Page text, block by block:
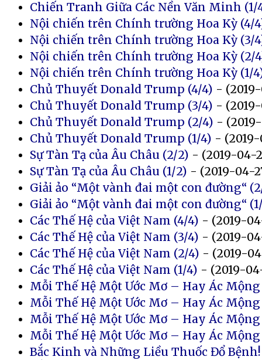
Chiến Tranh Giữa Các Nền Văn Minh (1/
Nội chiến trên Chính trường Hoa Kỳ (4/
Nội chiến trên Chính trường Hoa Kỳ (3/
Nội chiến trên Chính trường Hoa Kỳ (2/
Nội chiến trên Chính trường Hoa Kỳ (1/
Chủ Thuyết Donald Trump (4/4) -
Chủ Thuyết Donald Trump (3/4) -
Chủ Thuyết Donald Trump (2/4) -
Chủ Thuyết Donald Trump (1/4) -
Sự Tàn Tạ của Âu Châu (2/2) - (2019-04-
Sự Tàn Tạ của Âu Châu (1/2) - (2019-04-
Giải ảo “Một vành đai một con đường“
Giải ảo “Một vành đai một con đường“
Các Thế Hệ của Việt Nam (4/4) - (2019-
Các Thế Hệ của Việt Nam (3/4) - (2019-
Các Thế Hệ của Việt Nam (2/4) - (2019-
Các Thế Hệ của Việt Nam (1/4) - (2019-
Mỗi Thế Hệ Một Ước Mơ – Hay Ác Mộng
Mỗi Thế Hệ Một Ước Mơ – Hay Ác Mộng
Mỗi Thế Hệ Một Ước Mơ – Hay Ác
Mỗi Thế Hệ Một Ước Mơ – Hay Ác Mộng
Bắc Kinh và Những Liều Thuốc Đổ